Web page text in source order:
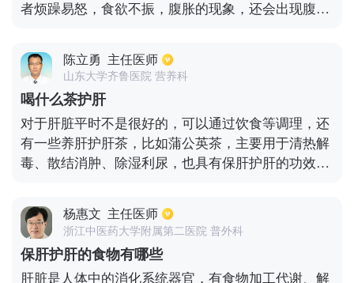
者烦躁易怒，食欲不振，腹胀的现象，还会出现腹
时，需要注意保护好肝脾，远离各种受血液污染的器
具，还要注意，饮食清淡且要卫生，保证每天有充足
的睡眠。另外在日常生活中要注意，不能抽烟，不能
喝酒。切记盲目服药，以免服用药物容易比较杂，产
生副作用，对患者肝脏功能产生损伤，患者也可以多
吃一些红枣，猪血或者红豆，能够达到养肝护肝的作
用。
陈立勇 主任医师
山东大学齐鲁医院 营养科
喝什么茶护肝
对于肝脏平时不是很好的，可以通过饮食等调理，还
有一些养肝护肝茶，比如蒲公英茶，主要用于清热解
毒、散结消肿、除湿利尿，也具有保肝护肝的功效；
脏生成胆汁，有利于排出毒素，其中蜂蜜可以美容养
颜也可以护肝治疗；还有三七花茶，三七泡水喝的话
可以由很好的功效，比如保肝明目、降血压、降血脂
等；还有就是枸杞乌龙茶，枸杞乌龙茶富含胡萝卜
杨惠文 主任医师
浙江中医药大学附属第二医院 普外科
保肝护肝的食物有哪些
肝脏是人体中的消化系统器官，有食物加工代谢、解